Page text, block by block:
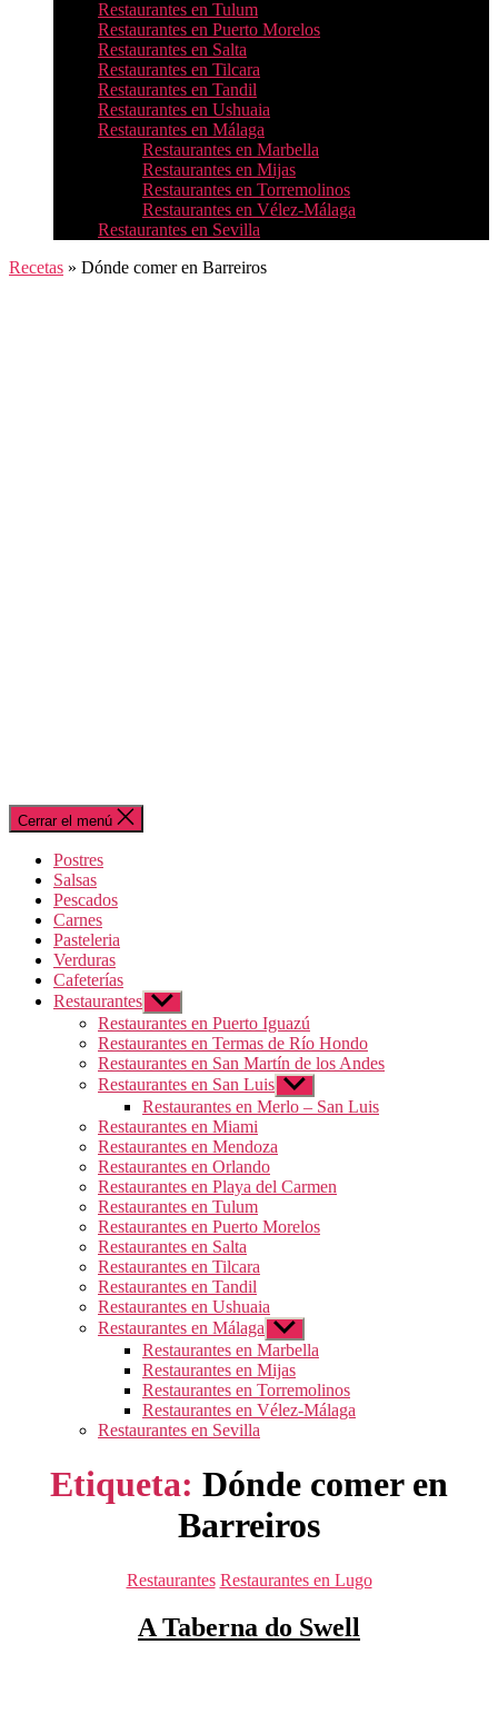
Restaurantes en Tulum
Restaurantes en Puerto Morelos
Restaurantes en Salta
Restaurantes en Tilcara
Restaurantes en Tandil
Restaurantes en Ushuaia
Restaurantes en Málaga
Restaurantes en Marbella
Restaurantes en Mijas
Restaurantes en Torremolinos
Restaurantes en Vélez-Málaga
Restaurantes en Sevilla
Recetas » Dónde comer en Barreiros
Cerrar el menú
Postres
Salsas
Pescados
Carnes
Pasteleria
Verduras
Cafeterías
Restaurantes Mostrar
el
submenú
Restaurantes en Puerto Iguazú
Restaurantes en Termas de Río Hondo
Restaurantes en San Martín de los Andes
Restaurantes en San Luis Mostrar
el
submenú
Restaurantes en Merlo – San Luis
Restaurantes en Miami
Restaurantes en Mendoza
Restaurantes en Orlando
Restaurantes en Playa del Carmen
Restaurantes en Tulum
Restaurantes en Puerto Morelos
Restaurantes en Salta
Restaurantes en Tilcara
Restaurantes en Tandil
Restaurantes en Ushuaia
Restaurantes en Málaga Mostrar
el
submenú
Restaurantes en Marbella
Restaurantes en Mijas
Restaurantes en Torremolinos
Restaurantes en Vélez-Málaga
Restaurantes en Sevilla
Etiqueta: Dónde comer en
Barreiros
Categorías
Restaurantes Restaurantes en Lugo
A Taberna do Swell